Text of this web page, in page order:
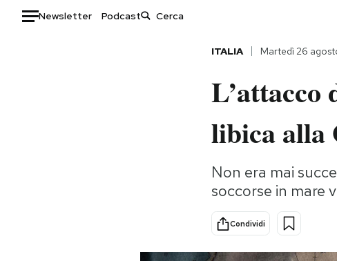
Newsletter Podcast
Storie/Idee
Ok Boomer!
Altrecose
ITALIA Martedì 26
L’attacco
libica alla
Non era mai
soccorse in mare
Condividi